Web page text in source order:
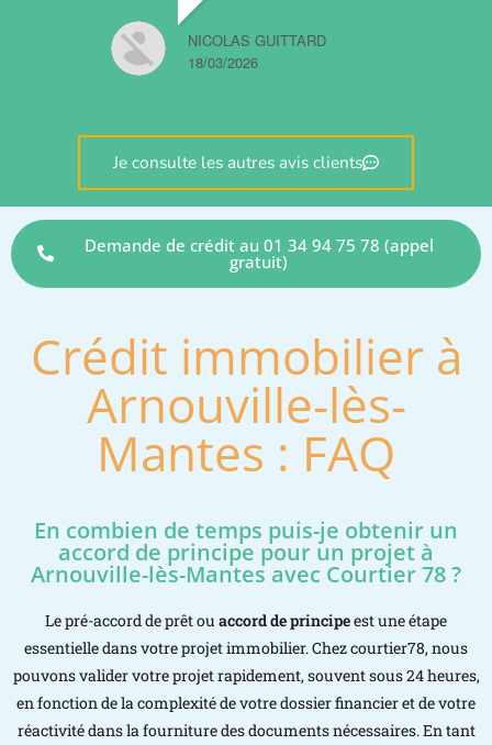
NICOLAS GUITTARD
18/03/2026
Je consulte les autres avis clients
Demande de crédit au 01 34 94 75 78 (appel
gratuit)
Crédit immobilier à
Arnouville-lès-
Mantes : FAQ
En combien de temps puis-je obtenir un
accord de principe pour un projet à
Arnouville-lès-Mantes avec Courtier 78 ?
Le pré-accord de prêt ou accord de principeest une étape
essentielle dans votre projet immobilier. Chez courtier78, nous
pouvons valider votre projet rapidement, souvent sous 24 heures,
en fonction de la complexité de votre dossier financier et de votre
réactivité dans la fourniture des documents nécessaires. En tant